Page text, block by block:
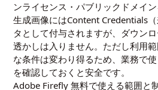
ンライセンス・パブリックドメイン
生成画像にはContent Credentials
タとして付与されますが、ダウン
透かしは入りません。ただし利用
な条件は変わり得るため、業務で
を確認しておくと安全です。
Adobe Firefly 無料で使える範囲と